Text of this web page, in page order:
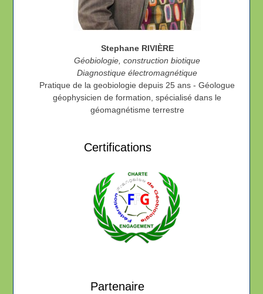
Stephane RIVIÈRE
Géobiologie, construction biotique
Diagnostique électromagnétique
Pratique de la geobiologie depuis 25 ans - Géologue
géophysicien de formation, spécialisé dans le
géomagnétisme terrestre
Certifications
Partenaire